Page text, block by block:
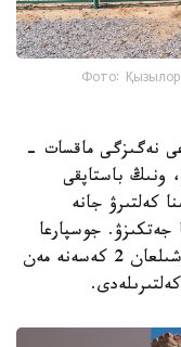
Фото:
نەگىزگى ماقسات -
ونىڭ باستاپقى
كەلتىرۋ جانە
جەتكىزۋ. جوسپارعا
سايكەس ارحەولوگيالىق قازبا بارىسىندا ارشىلعان 2 كەسەنە مەن